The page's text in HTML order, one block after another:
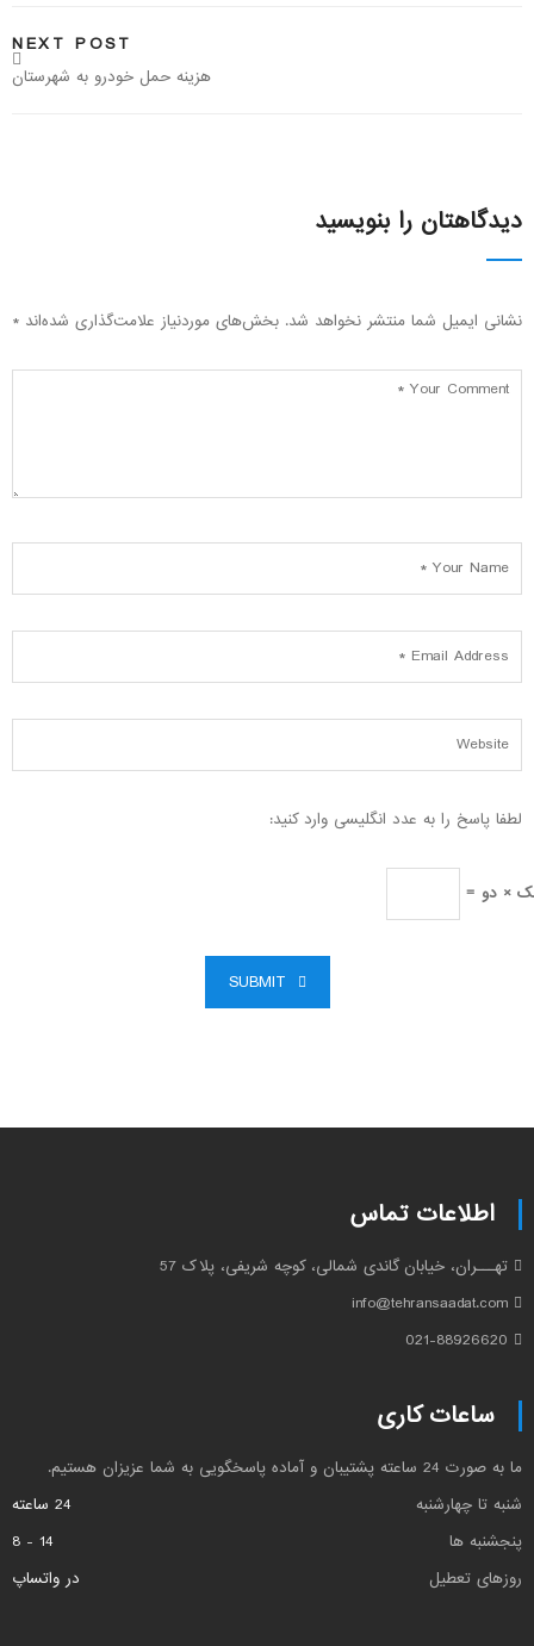
NEXT POST
هزینه حمل خودرو به شهرستان
دیدگاهتان را بنویسید
نشانی ایمیل شما منتشر نخواهد شد. بخش‌های موردنیاز علامت‌گذاری شده‌اند *
لطفا پاسخ را به عدد انگلیسی وارد کنید:
× دو =
SUBMIT
اطلاعات تماس
تهـــران، خیابان گاندی شمالی، کوچه شریفی، پلاک 57
021-88926620
ساعات کاری
ما به صورت 24 ساعته پشتیبان و آماده پاسخگویی به شما عزیزان هستیم.
شنبه تا چهارشنبه
24 ساعته
پنجشنبه ها
14 - 8
روزهای تعطیل
در واتساپ